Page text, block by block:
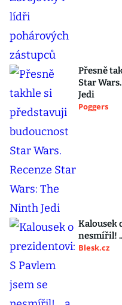
Přesně
Star
Jedi
Poggers
Kalousek
nesmířil!
Blesk.cz